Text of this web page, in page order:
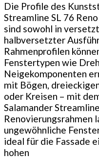
Die Profile des
Streamline SL 76
sind sowohl in
halbversetzter
Rahmenprofilen
Fenstertypen wie
Neigekomponenten
mit Bögen,
oder Kreisen – mit
Salamander
Renovierungsrahmen
ungewöhnliche
ideal für die Fassade
hohen